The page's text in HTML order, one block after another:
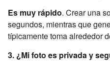
Es muy rápido. Crear una
segundos, mientras que
típicamente toma alrededor
3. ¿Mi foto es privada y